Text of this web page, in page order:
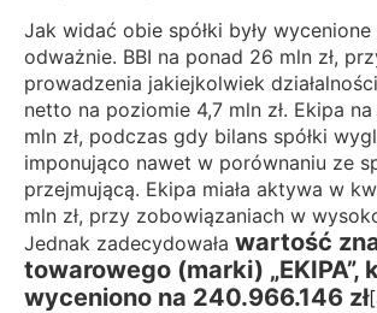
Jak widać obie spółki były
odważnie. BBI na ponad 26 mln zł,
prowadzenia jakiejkolwiek
netto na poziomie 4,7 mln zł. Ekipa
mln zł, podczas gdy bilans spółki
imponująco nawet w porównaniu ze
przejmującą. Ekipa miała aktywa w
mln zł, przy zobowiązaniach w
Jednak zadecydowała wartość
towarowego (marki) „EKIPA”,
wyceniono na 240.966.146 zł